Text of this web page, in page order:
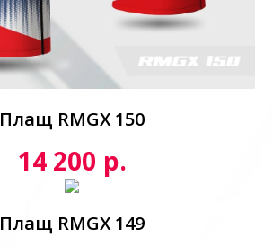
Плащ RMGX 150
14 200 р.
Плащ RMGX 149